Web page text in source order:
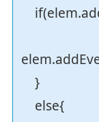
}
else{